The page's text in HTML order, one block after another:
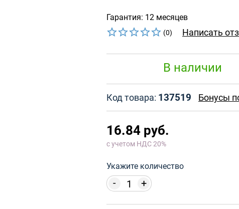
Гарантия: 12 месяцев
(0) Написать
В наличии
Код товара: 137519 Бонусы
16.84 руб.
с учетом НДС 20%
Укажите количество
+
-